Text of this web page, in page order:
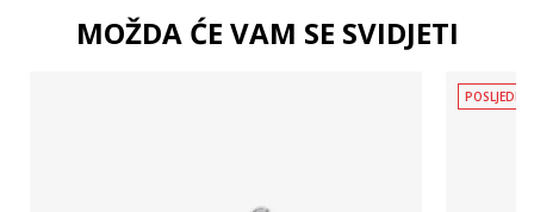
MOŽDA ĆE VAM SE SVIDJETI